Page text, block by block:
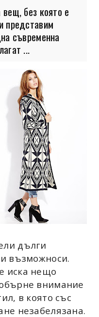
без която е
представим
съвременна
...
дълги
възможноси.
иска нещо
внимание
в която със
незабелязана.